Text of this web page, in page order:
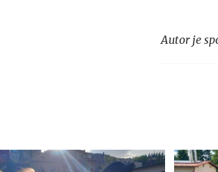
Autor je